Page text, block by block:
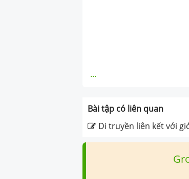
...
Bài tập có liên quan
Di truyền liên kết với